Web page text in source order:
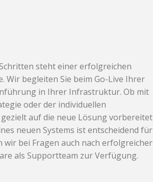
steht einer erfolgreichen
Wir begleiten Sie beim Go-Live Ihrer
in Ihrer Infrastruktur. Ob mit
oder der individuellen
auf die neue Lösung vorbereitet
neuen Systems ist entscheidend für
wir bei Fragen auch nach erfolgreicher
als Supportteam zur Verfügung.